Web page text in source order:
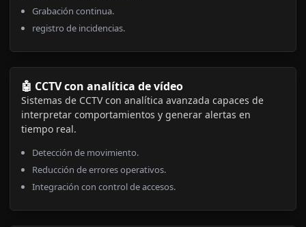
Grabación continua.
registro de incidencias.
🤖 CCTV con analítica de vídeo
Sistemas de CCTV con analítica avanzada capaces de
interpretar comportamientos y generar alertas en
tiempo real.
Detección de movimiento.
Reducción de errores operativos.
Integración con control de accesos.